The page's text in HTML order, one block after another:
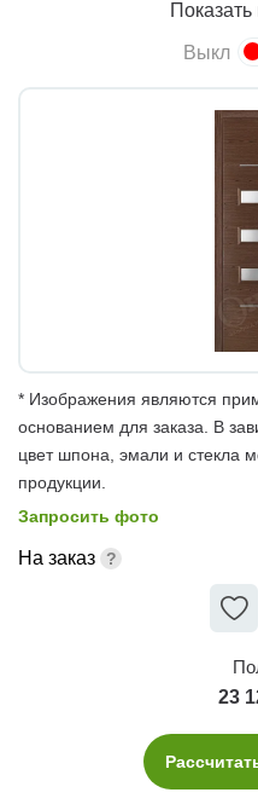
Выкл
* Изображения являются
основанием для заказа. В
цвет шпона, эмали и стекла
продукции.
Запросить фото
На заказ
23